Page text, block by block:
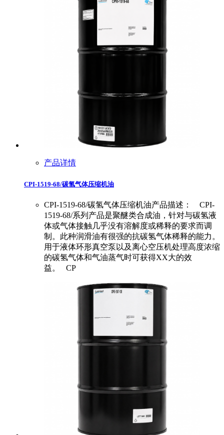
产品详情
CPI-1519-68/碳氢气体压缩机油
CPI-1519-68/碳氢气体压缩机油产品描述： CPI-
1519-68/系列产品是聚醚类合成油，针对与碳氢液
体或气体接触几乎没有溶解度或稀释的要求而调
制。此种润滑油有很强的抗碳氢气体稀释的能力。
用于液体环形真空泵以及离心空压机处理高度浓缩
的碳氢气体和气油蒸气时可获得XX大的效
益。 CP